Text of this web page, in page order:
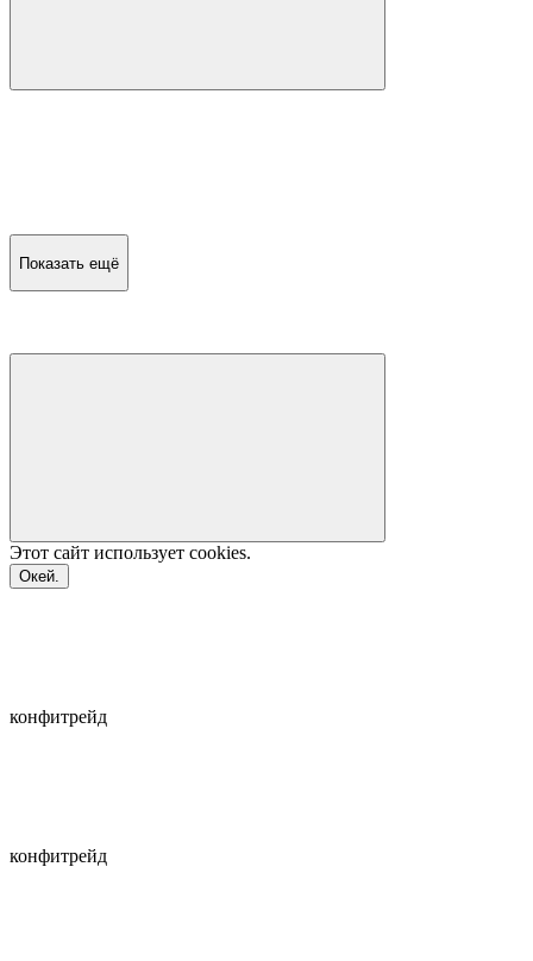
Показать ещё
Этот сайт использует cookies.
Окей.
конфитрейд
конфитрейд